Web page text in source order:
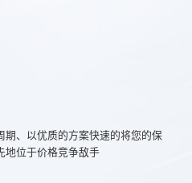
期、以优质的方案快速的将您的保
地位于价格竞争敌手